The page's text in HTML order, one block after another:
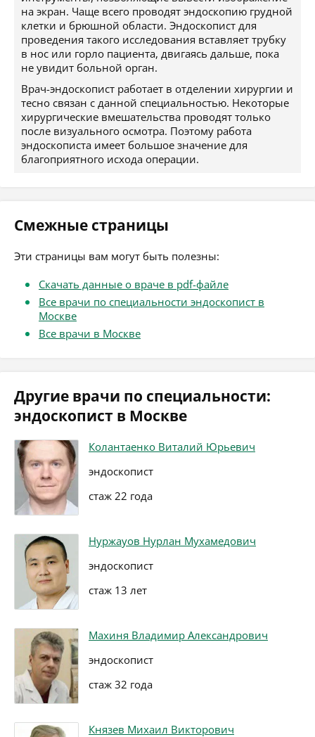
на экран. Чаще всего проводят эндоскопию грудной
клетки и брюшной области. Эндоскопист для
проведения такого исследования вставляет трубку
в нос или горло пациента, двигаясь дальше, пока
не увидит больной орган.
Врач-эндоскопист работает в отделении хирургии и
тесно связан с данной специальностью. Некоторые
хирургические вмешательства проводят только
после визуального осмотра. Поэтому работа
эндоскописта имеет большое значение для
благоприятного исхода операции.
Смежные страницы
Эти страницы вам могут быть полезны:
Скачать данные о враче в pdf-файле
Все врачи по специальности эндоскопист в
Москве
Все врачи в Москве
Другие врачи по специальности:
эндоскопист в Москве
Колантаенко Виталий Юрьевич
эндоскопист
стаж 22 года
Нуржауов Нурлан Мухамедович
эндоскопист
стаж 13 лет
Махиня Владимир Александрович
эндоскопист
стаж 32 года
Князев Михаил Викторович